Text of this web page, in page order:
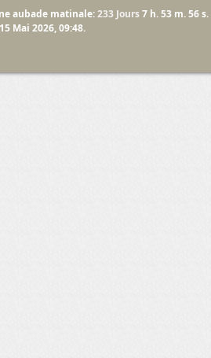
aubade matinale: 233 Jours 7 h. 53 m. 56 s.
Mai 2026, 09:48.